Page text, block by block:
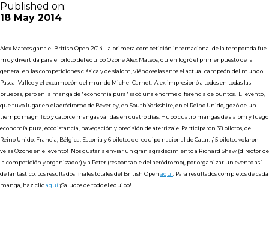
Published on:
18 May 2014
Alex Mateos gana el British Open 2014 La primera competición internacional de la temporada fue
muy divertida para el piloto del equipo Ozone Alex Mateos, quien logró el primer puesto de la
general en las competiciones clásica y de slalom, viéndoselas ante el actual campeón del mundo
Pascal Vallee y el excampeón del mundo Michel Carnet. Alex impresionó a todos en todas las
pruebas, pero en la manga de "economía pura" sacó una enorme diferencia de puntos.
El evento,
que tuvo lugar en el aeródromo de Beverley, en South Yorkshire, en el Reino Unido, gozó de un
tiempo magnífico y catorce mangas válidas en cuatro días. Hubo cuatro mangas de slalom y luego
economía pura, ecodistancia, navegación y precisión de aterrizaje. Participaron 38 pilotos, del
Reino Unido, Francia, Bélgica, Estonia y 6 pilotos del equipo nacional de Catar. ¡15 pilotos volaron
velas Ozone en el evento! Nos gustaría enviar un gran agradecimiento a Richard Shaw (director de
la competición y organizador) y a Peter (responsable del aeródromo), por organizar un evento así
de fantástico. Los resultados finales totales del British Open aquí . Para resultados completos de cada
manga, haz clicaquí¡Saludos de todo el equipo!